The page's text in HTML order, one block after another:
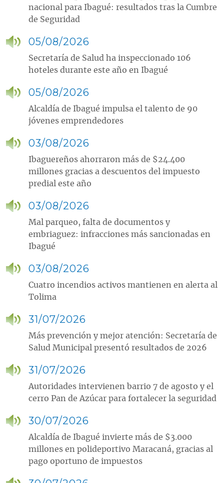
nacional para Ibagué: resultados tras la Cumbre
de Seguridad
05/08/2026
Secretaría de Salud ha inspeccionado 106
hoteles durante este año en Ibagué
05/08/2026
Alcaldía de Ibagué impulsa el talento de 90
jóvenes emprendedores
03/08/2026
Ibaguereños ahorraron más de $24.400
millones gracias a descuentos del impuesto
predial este año
03/08/2026
Mal parqueo, falta de documentos y
embriaguez: infracciones más sancionadas en
Ibagué
03/08/2026
Cuatro incendios activos mantienen en alerta al
Tolima
31/07/2026
Más prevención y mejor atención: Secretaría de
Salud Municipal presentó resultados de 2026
31/07/2026
Autoridades intervienen barrio 7 de agosto y el
cerro Pan de Azúcar para fortalecer la seguridad
30/07/2026
Alcaldía de Ibagué invierte más de $3.000
millones en polideportivo Maracaná, gracias al
pago oportuno de impuestos